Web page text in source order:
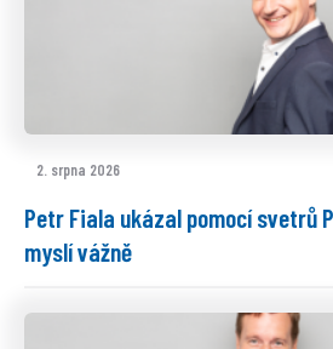
2. srpna 2026
Petr Fiala ukázal pomocí svetrů
myslí vážně